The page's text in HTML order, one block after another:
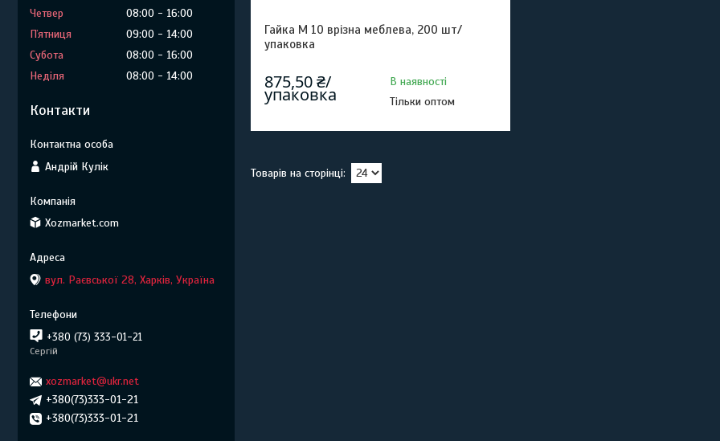
Гайка М 10 врізна меблева, 200 шт/
упаковка
875,50 ₴/
упаковка
В наявності
Тільки оптом
Четвер
08:00
16:00
Пʼятниця
09:00
14:00
Субота
08:00
16:00
Неділя
08:00 14:00
Контакти
Андрій Кулік
Xozmarket.com
вул. Раєвської 28, Харків, Україна
+380 (73) 333-01-21
Сергій
xozmarket@ukr.net
+380(73)333-01-21
+380(73)333-01-21